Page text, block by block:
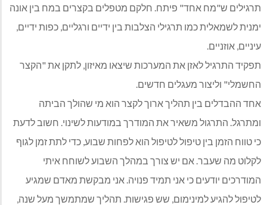
תרגילים ש"מח אחד" פיתח. חלקם מטפלים בקצרים במח בין אונה
ימנית לשמאלית כמו תרגילי הצלבות בין ידיים ורגליים, כפות ידיים,
עיניים, אוזניים.
תפקיד התרגיל לאזן את המערכות שיצאו מאיזון, לתקן את "הקצר
החשמלי" וליצור מעגלים חדשים.
אחד ההבדלים בין תהליך ארוך לקצר הוא מי שהולך הביתה
ומתרגל. התרגול משאיר את המודרך במודעות לשינוי. חשוב לדעת
כי טווח הזמן בין טיפול לטיפול הוא לפחות שבוע, כדי לתת זמן לגוף
לקלוט מה שעבר. אם יש צורך במהלך השבוע לשוחח איתי
המודרכים יודעים כי אני תמיד פנויה. אני מבקשת מאדם שמגיע
לטיפול להגיע למינימום, שש פגישות. תהליך שמתמשך מעל שנה,